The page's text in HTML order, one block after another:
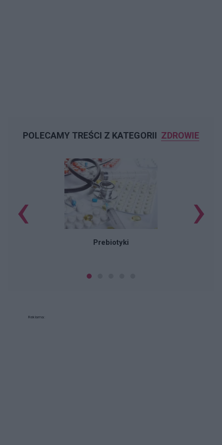
POLECAMY TREŚCI Z KATEGORII ZDROWIE
Prebiotyki
‹ ›
Reklama: